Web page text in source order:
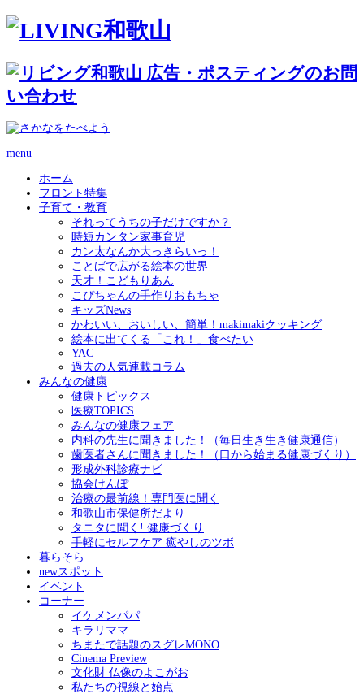
menu
ホーム
フロント特集
子育て・教育
それってうちの子だけですか？
時短カンタン家事育児
カン太なんか大っきらいっ！
ことばで広がる絵本の世界
天才！こどもりあん
こぴちゃんの手作りおもちゃ
キッズNews
かわいい、おいしい、簡単！makimakiクッキング
絵本に出てくる「これ！」食べたい
YAC
過去の人気連載コラム
みんなの健康
健康トピックス
医療TOPICS
みんなの健康フェア
内科の先生に聞きました！（毎日生き生き健康通信）
歯医者さんに聞きました！（口から始まる健康づくり）
形成外科診療ナビ
協会けんぽ
治療の最前線！専門医に聞く
和歌山市保健所だより
タニタに聞く! 健康づくり
手軽にセルフケア 癒やしのツボ
暮らそら
newスポット
イベント
コーナー
イケメンパパ
キラリママ
ちまたで話題のスグレMONO
Cinema Preview
文化財 仏像のよこがお
私たちの視線と始点